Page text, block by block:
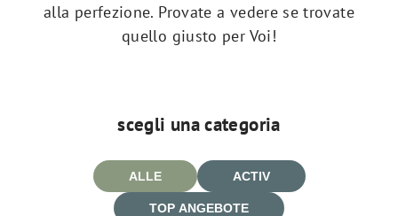
alla perfezione. Provate a vedere se trovate
quello giusto per Voi!
scegli una categoria
ALLE ACTIV
TOP ANGEBOTE